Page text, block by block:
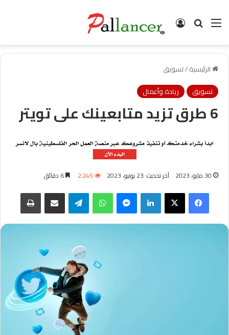
القائمة البحث تسجيل الدخول
الرئيسية/تسويق
تسويق
ريادة وأعمال
6 طرق تزيد متابعينك على تويتر
30 مايو، 2023 آخر تحديث: 23 يونيو، 2023 2٬245
فيسبوك ‫X لينكدإن واتساب تيلقرام مشاركة عبر البريد